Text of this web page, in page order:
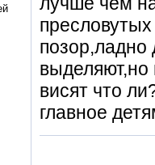
выделяют,но
висят что
главное